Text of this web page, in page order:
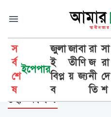
স
র্ব
শে
ষ
ইপেপার
জুলা
ই
বিপ্ল
ব
জা
তী
য়
বা
ণি
জ্য
রা
জ
নী
তি
সা
রা
দে
শ
সাহিত্য সাময়িকী
ছোটকাগজ